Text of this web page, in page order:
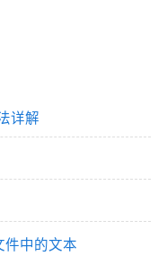
详解
中的文本